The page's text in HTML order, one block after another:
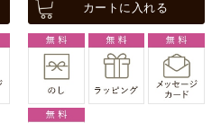
カートに入れる